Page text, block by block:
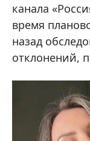
канала
время
назад
отклонений,